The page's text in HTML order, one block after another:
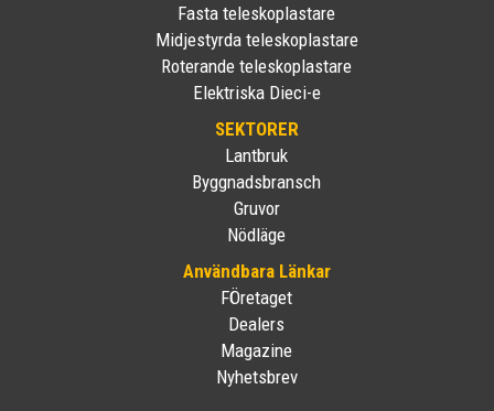
Fasta teleskoplastare
Midjestyrda teleskoplastare
Roterande teleskoplastare
Elektriska Dieci-e
SEKTORER
Lantbruk
Byggnadsbransch
Gruvor
Nödläge
Användbara Länkar
FÖretaget
Dealers
Magazine
Nyhetsbrev